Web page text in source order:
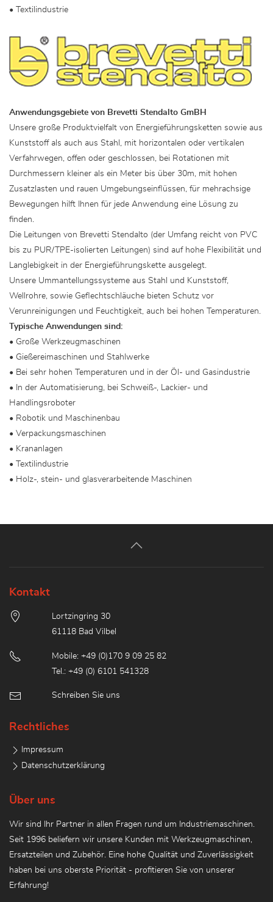
• Textilindustrie
Anwendungsgebiete von Brevetti Stendalto GmBH
Unsere große Produktvielfalt von Energieführungsketten sowie aus
Kunststoff als auch aus Stahl, mit horizontalen oder vertikalen
Verfahrwegen, offen oder geschlossen, bei Rotationen mit
Durchmessern kleiner als ein Meter bis über 30m, mit hohen
Zusatzlasten und rauen Umgebungseinflüssen, für mehrachsige
Bewegungen hilft Ihnen für jede Anwendung eine Lösung zu
finden.
Die Leitungen von Brevetti Stendalto (der Umfang reicht von PVC
bis zu PUR/TPE-isolierten Leitungen) sind auf hohe Flexibilität und
Langlebigkeit in der Energieführungskette ausgelegt.
Unsere Ummantellungssysteme aus Stahl und Kunststoff,
Wellrohre, sowie Geflechtschläuche bieten Schutz vor
Verunreinigungen und Feuchtigkeit, auch bei hohen Temperaturen.
Typische Anwendungen sind:
• Große Werkzeugmaschinen
• Gießereimaschinen und Stahlwerke
• Bei sehr hohen Temperaturen und in der Öl- und Gasindustrie
• In der Automatisierung, bei Schweiß-, Lackier- und
Handlingsroboter
• Robotik und Maschinenbau
• Verpackungsmaschinen
• Krananlagen
• Textilindustrie
• Holz-, stein- und glasverarbeitende Maschinen
Kontakt
Lortzingring 30
61118 Bad Vilbel
Mobile: +49 (0)170 9 09 25 82
Tel.: +49 (0) 6101 541328
Schreiben Sie uns
Rechtliches
Impressum
Datenschutzerklärung
Über uns
Wir sind Ihr Partner in allen Fragen rund um Industriemaschinen.
Seit 1996 beliefern wir unsere Kunden mit Werkzeugmaschinen,
Ersatzteilen und Zubehör. Eine hohe Qualität und Zuverlässigkeit
haben bei uns oberste Priorität - profitieren Sie von unserer
Erfahrung!